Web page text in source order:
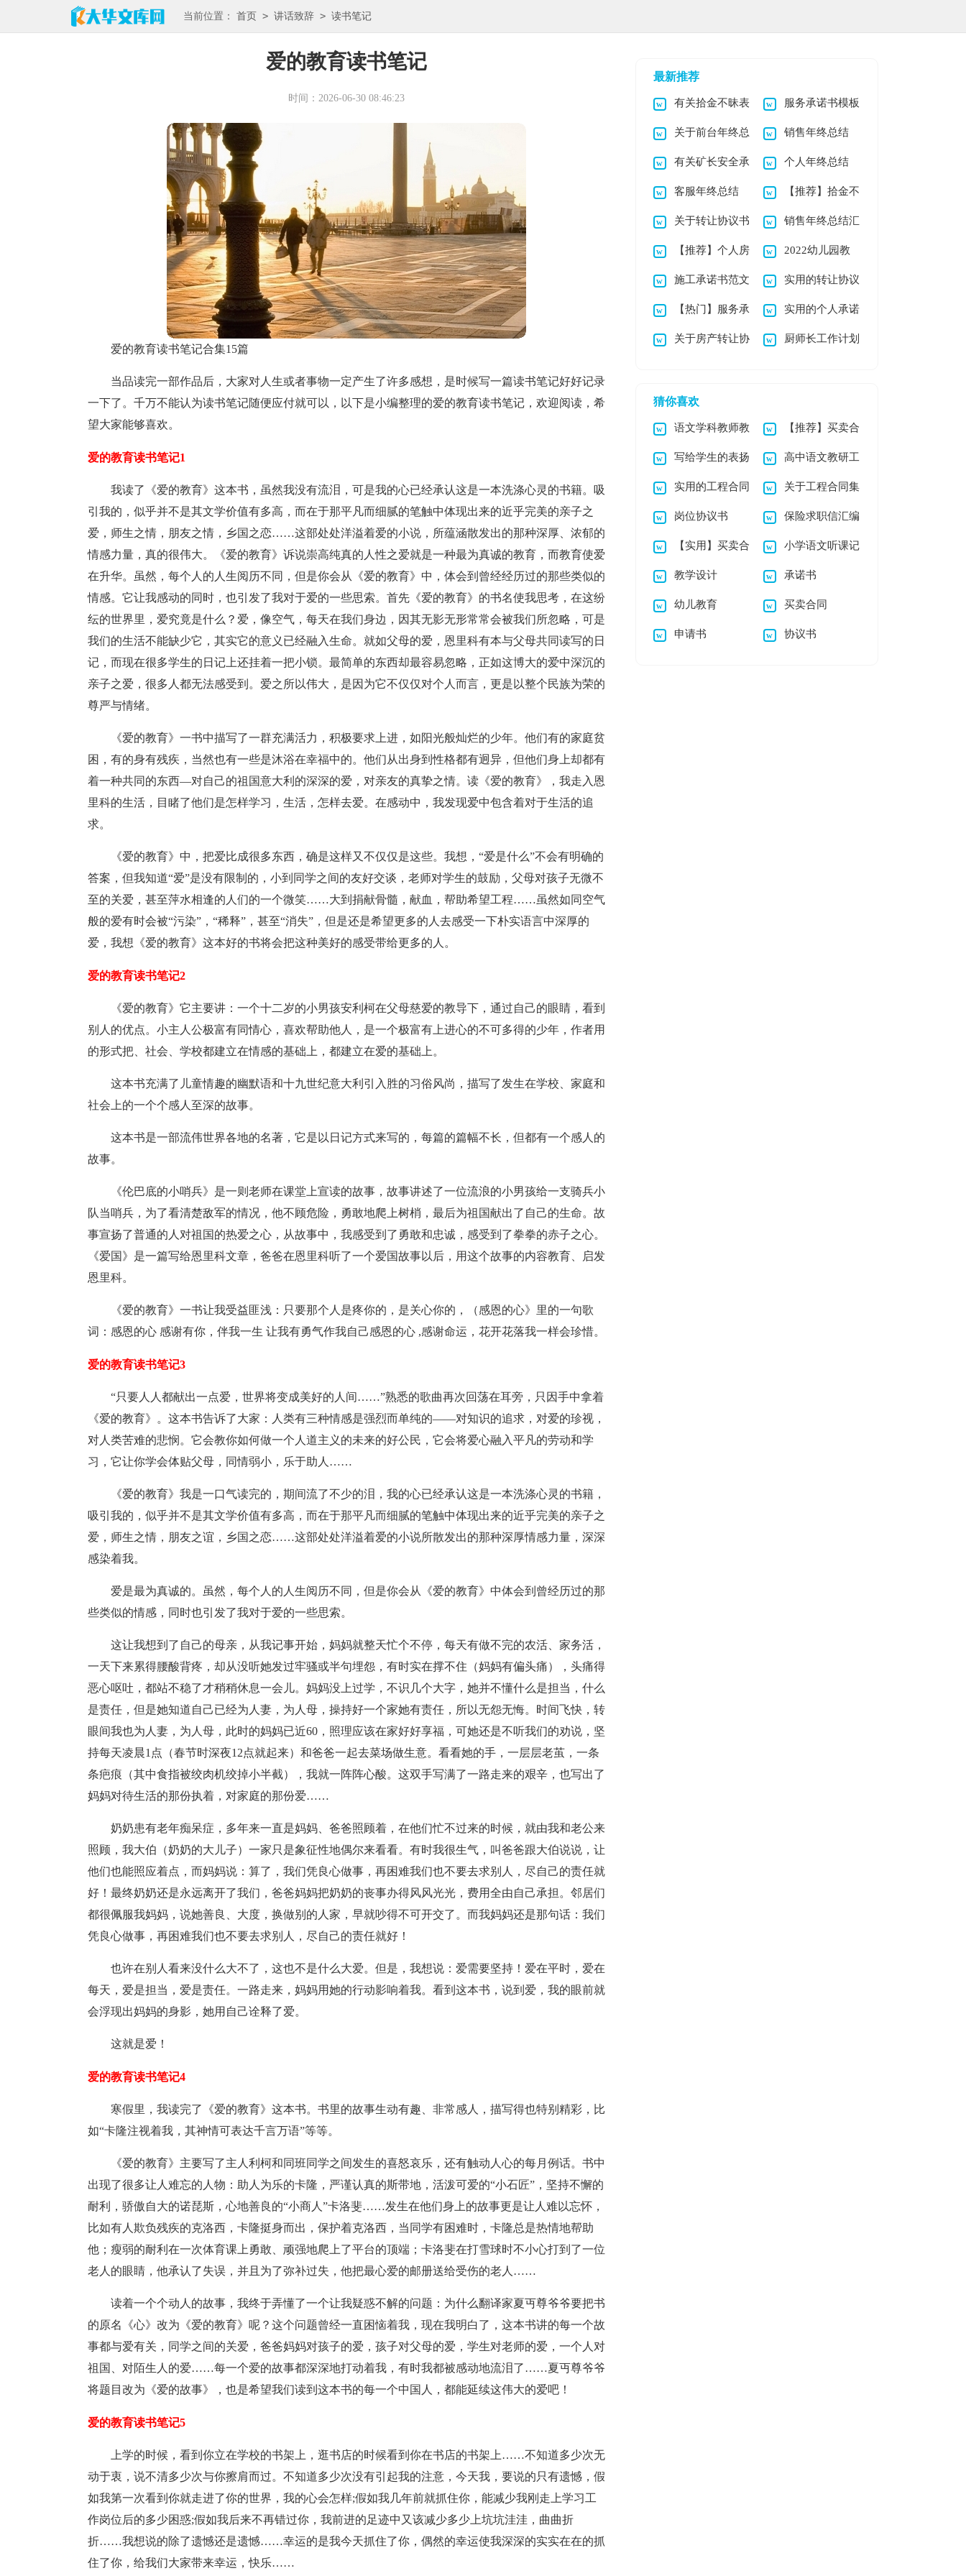
当前位置： 首页 > 讲话致辞 > 读书笔记
爱的教育读书笔记
时间：2026-06-30 08:46:23
爱的教育读书笔记合集15篇
当品读完一部作品后，大家对人生或者事物一定产生了许多感想，是时候写一篇读书笔记好好记录
一下了。千万不能认为读书笔记随便应付就可以，以下是小编整理的爱的教育读书笔记，欢迎阅读，希
望大家能够喜欢。
爱的教育读书笔记1
我读了《爱的教育》这本书，虽然我没有流泪，可是我的心已经承认这是一本洗涤心灵的书籍。吸
引我的，似乎并不是其文学价值有多高，而在于那平凡而细腻的笔触中体现出来的近乎完美的亲子之
爱，师生之情，朋友之情，乡国之恋……这部处处洋溢着爱的小说，所蕴涵散发出的那种深厚、浓郁的
情感力量，真的很伟大。《爱的教育》诉说崇高纯真的人性之爱就是一种最为真诚的教育，而教育使爱
在升华。虽然，每个人的人生阅历不同，但是你会从《爱的教育》中，体会到曾经经历过的那些类似的
情感。它让我感动的同时，也引发了我对于爱的一些思索。首先《爱的教育》的书名使我思考，在这纷
纭的世界里，爱究竟是什么？爱，像空气，每天在我们身边，因其无影无形常常会被我们所忽略，可是
我们的生活不能缺少它，其实它的意义已经融入生命。就如父母的爱，恩里科有本与父母共同读写的日
记，而现在很多学生的日记上还挂着一把小锁。最简单的东西却最容易忽略，正如这博大的爱中深沉的
亲子之爱，很多人都无法感受到。爱之所以伟大，是因为它不仅仅对个人而言，更是以整个民族为荣的
尊严与情绪。
《爱的教育》一书中描写了一群充满活力，积极要求上进，如阳光般灿烂的少年。他们有的家庭贫
困，有的身有残疾，当然也有一些是沐浴在幸福中的。他们从出身到性格都有迥异，但他们身上却都有
着一种共同的东西―对自己的祖国意大利的深深的爱，对亲友的真挚之情。读《爱的教育》，我走入恩
里科的生活，目睹了他们是怎样学习，生活，怎样去爱。在感动中，我发现爱中包含着对于生活的追
求。
《爱的教育》中，把爱比成很多东西，确是这样又不仅仅是这些。我想，“爱是什么”不会有明确的
答案，但我知道“爱”是没有限制的，小到同学之间的友好交谈，老师对学生的鼓励，父母对孩子无微不
至的关爱，甚至萍水相逢的人们的一个微笑……大到捐献骨髓，献血，帮助希望工程……虽然如同空气
般的爱有时会被“污染”，“稀释”，甚至“消失”，但是还是希望更多的人去感受一下朴实语言中深厚的
爱，我想《爱的教育》这本好的书将会把这种美好的感受带给更多的人。
爱的教育读书笔记2
《爱的教育》它主要讲：一个十二岁的小男孩安利柯在父母慈爱的教导下，通过自己的眼睛，看到
别人的优点。小主人公极富有同情心，喜欢帮助他人，是一个极富有上进心的不可多得的少年，作者用
的形式把、社会、学校都建立在情感的基础上，都建立在爱的基础上。
这本书充满了儿童情趣的幽默语和十九世纪意大利引入胜的习俗风尚，描写了发生在学校、家庭和
社会上的一个个感人至深的故事。
这本书是一部流伟世界各地的名著，它是以日记方式来写的，每篇的篇幅不长，但都有一个感人的
故事。
《伦巴底的小哨兵》是一则老师在课堂上宣读的故事，故事讲述了一位流浪的小男孩给一支骑兵小
队当哨兵，为了看清楚敌军的情况，他不顾危险，勇敢地爬上树梢，最后为祖国献出了自己的生命。故
事宣扬了普通的人对祖国的热爱之心，从故事中，我感受到了勇敢和忠诚，感受到了拳拳的赤子之心。
《爱国》是一篇写给恩里科文章，爸爸在恩里科听了一个爱国故事以后，用这个故事的内容教育、启发
恩里科。
《爱的教育》一书让我受益匪浅：只要那个人是疼你的，是关心你的，（感恩的心》里的一句歌
词：感恩的心 感谢有你，伴我一生 让我有勇气作我自己感恩的心 ,感谢命运，花开花落我一样会珍惜。
爱的教育读书笔记3
“只要人人都献出一点爱，世界将变成美好的人间……”熟悉的歌曲再次回荡在耳旁，只因手中拿着
《爱的教育》。这本书告诉了大家：人类有三种情感是强烈而单纯的——对知识的追求，对爱的珍视，
对人类苦难的悲悯。它会教你如何做一个人道主义的未来的好公民，它会将爱心融入平凡的劳动和学
习，它让你学会体贴父母，同情弱小，乐于助人……
《爱的教育》我是一口气读完的，期间流了不少的泪，我的心已经承认这是一本洗涤心灵的书籍，
吸引我的，似乎并不是其文学价值有多高，而在于那平凡而细腻的笔触中体现出来的近乎完美的亲子之
爱，师生之情，朋友之谊，乡国之恋……这部处处洋溢着爱的小说所散发出的那种深厚情感力量，深深
感染着我。
爱是最为真诚的。虽然，每个人的人生阅历不同，但是你会从《爱的教育》中体会到曾经历过的那
些类似的情感，同时也引发了我对于爱的一些思索。
这让我想到了自己的母亲，从我记事开始，妈妈就整天忙个不停，每天有做不完的农活、家务活，
一天下来累得腰酸背疼，却从没听她发过牢骚或半句埋怨，有时实在撑不住（妈妈有偏头痛），头痛得
恶心呕吐，都站不稳了才稍稍休息一会儿。妈妈没上过学，不识几个大字，她并不懂什么是担当，什么
是责任，但是她知道自己已经为人妻，为人母，操持好一个家她有责任，所以无怨无悔。时间飞快，转
眼间我也为人妻，为人母，此时的妈妈已近60，照理应该在家好好享福，可她还是不听我们的劝说，坚
持每天凌晨1点（春节时深夜12点就起来）和爸爸一起去菜场做生意。看看她的手，一层层老茧，一条
条疤痕（其中食指被绞肉机绞掉小半截），我就一阵阵心酸。这双手写满了一路走来的艰辛，也写出了
妈妈对待生活的那份执着，对家庭的那份爱……
奶奶患有老年痴呆症，多年来一直是妈妈、爸爸照顾着，在他们忙不过来的时候，就由我和老公来
照顾，我大伯（奶奶的大儿子）一家只是象征性地偶尔来看看。有时我很生气，叫爸爸跟大伯说说，让
他们也能照应着点，而妈妈说：算了，我们凭良心做事，再困难我们也不要去求别人，尽自己的责任就
好！最终奶奶还是永远离开了我们，爸爸妈妈把奶奶的丧事办得风风光光，费用全由自己承担。邻居们
都很佩服我妈妈，说她善良、大度，换做别的人家，早就吵得不可开交了。而我妈妈还是那句话：我们
凭良心做事，再困难我们也不要去求别人，尽自己的责任就好！
也许在别人看来没什么大不了，这也不是什么大爱。但是，我想说：爱需要坚持！爱在平时，爱在
每天，爱是担当，爱是责任。一路走来，妈妈用她的行动影响着我。看到这本书，说到爱，我的眼前就
会浮现出妈妈的身影，她用自己诠释了爱。
这就是爱！
爱的教育读书笔记4
寒假里，我读完了《爱的教育》这本书。书里的故事生动有趣、非常感人，描写得也特别精彩，比
如“卡隆注视着我，其神情可表达千言万语”等等。
《爱的教育》主要写了主人利柯和同班同学之间发生的喜怒哀乐，还有触动人心的每月例话。书中
出现了很多让人难忘的人物：助人为乐的卡隆，严谨认真的斯带地，活泼可爱的“小石匠”，坚持不懈的
耐利，骄傲自大的诺琵斯，心地善良的“小商人”卡洛斐……发生在他们身上的故事更是让人难以忘怀，
比如有人欺负残疾的克洛西，卡隆挺身而出，保护着克洛西，当同学有困难时，卡隆总是热情地帮助
他；瘦弱的耐利在一次体育课上勇敢、顽强地爬上了平台的顶端；卡洛斐在打雪球时不小心打到了一位
老人的眼睛，他承认了失误，并且为了弥补过失，他把最心爱的邮册送给受伤的老人……
读着一个个动人的故事，我终于弄懂了一个让我疑惑不解的问题：为什么翻译家夏丏尊爷爷要把书
的原名《心》改为《爱的教育》呢？这个问题曾经一直困恼着我，现在我明白了，这本书讲的每一个故
事都与爱有关，同学之间的关爱，爸爸妈妈对孩子的爱，孩子对父母的爱，学生对老师的爱，一个人对
祖国、对陌生人的爱……每一个爱的故事都深深地打动着我，有时我都被感动地流泪了……夏丏尊爷爷
将题目改为《爱的故事》，也是希望我们读到这本书的每一个中国人，都能延续这伟大的爱吧！
爱的教育读书笔记5
上学的时候，看到你立在学校的书架上，逛书店的时候看到你在书店的书架上……不知道多少次无
动于衷，说不清多少次与你擦肩而过。不知道多少次没有引起我的注意，今天我，要说的只有遗憾，假
如我第一次看到你就走进了你的世界，我的心会怎样;假如我几年前就抓住你，能减少我刚走上学习工
作岗位后的多少困惑;假如我后来不再错过你，我前进的足迹中又该减少多少上坑坑洼洼，曲曲折
折……我想说的除了遗憾还是遗憾……幸运的是我今天抓住了你，偶然的幸运使我深深的实实在在的抓
住了你，给我们大家带来幸运，快乐……
最新推荐
有关拾金不昧表
扬信范文集锦7篇
服务承诺书模板
汇总六篇
关于前台年终总
结
销售年终总结
(集锦15篇)
有关矿长安全承
诺书3篇
个人年终总结
(汇编15篇)
客服年终总结
(通用15篇)
【推荐】拾金不
昧表扬信模板汇编六
篇
关于转让协议书
模板集合8篇
销售年终总结汇
编15篇
【推荐】个人房
屋租赁合同模板集合
7篇
2022幼儿园教
师年终总结
施工承诺书范文
锦集五篇
实用的转让协议
书范文6篇
【热门】服务承
诺书模板六篇
实用的个人承诺
书3篇
关于房产转让协 厨师长工作计划
猜你喜欢
语文学科教师教
学计划
【推荐】买卖合
同六篇
写给学生的表扬
信
高中语文教研工
作计划5篇
实用的工程合同
九篇
关于工程合同集
合五篇
岗位协议书 保险求职信汇编
七篇
【实用】买卖合
同模板集锦6篇
小学语文听课记
录通用
教学设计 承诺书
幼儿教育 买卖合同
申请书 协议书